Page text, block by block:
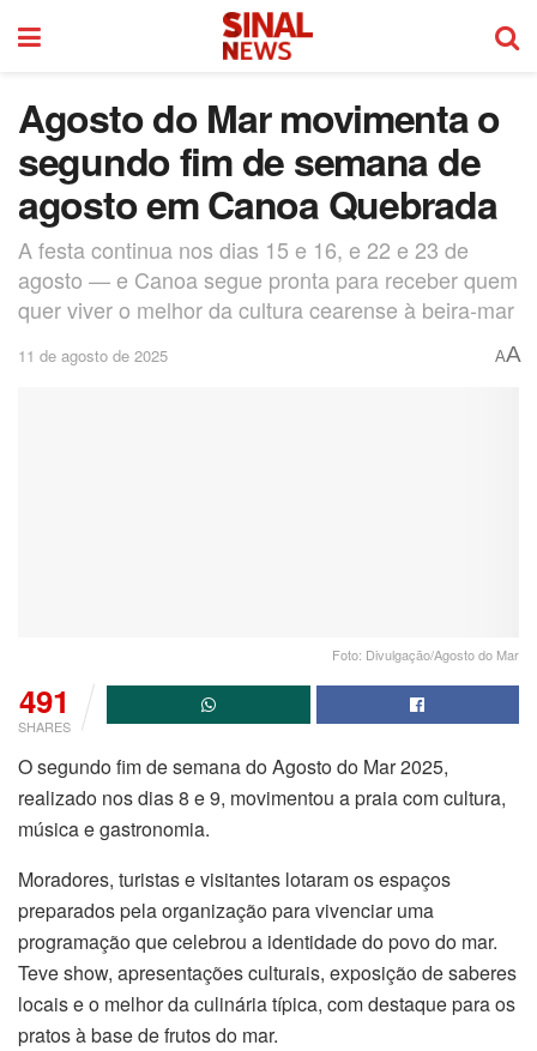
Agosto do Mar movimenta o
segundo fim de semana de
agosto em Canoa Quebrada
A festa continua nos dias 15 e 16, e 22 e 23 de
agosto — e Canoa segue pronta para receber quem
quer viver o melhor da cultura cearense à beira-mar
11 de agosto de 2025 AA
Foto: Divulgação/Agosto do Mar
491
SHARES
O segundo fim de semana do Agosto do Mar 2025,
realizado nos dias 8 e 9, movimentou a praia com cultura,
música e gastronomia.
Moradores, turistas e visitantes lotaram os espaços
preparados pela organização para vivenciar uma
programação que celebrou a identidade do povo do mar.
Teve show, apresentações culturais, exposição de saberes
locais e o melhor da culinária típica, com destaque para os
pratos à base de frutos do mar.